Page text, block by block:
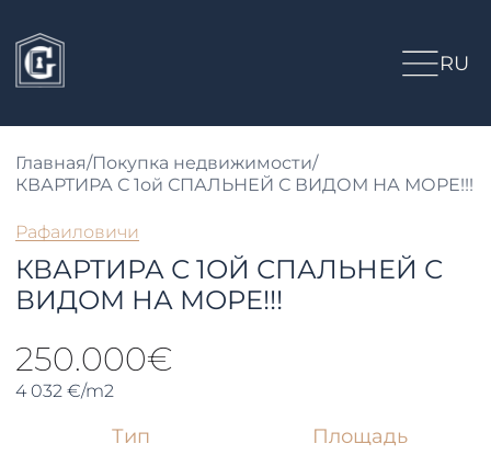
RU
Главная/Покупка недвижимости/
КВАРТИРА С 1ой СПАЛЬНЕЙ С ВИДОМ НА МОРЕ!!!
Рафаиловичи
КВАРТИРА С 1ОЙ СПАЛЬНЕЙ С
ВИДОМ НА МОРЕ!!!
250.000€
4 032 €/m2
Тип
Площадь